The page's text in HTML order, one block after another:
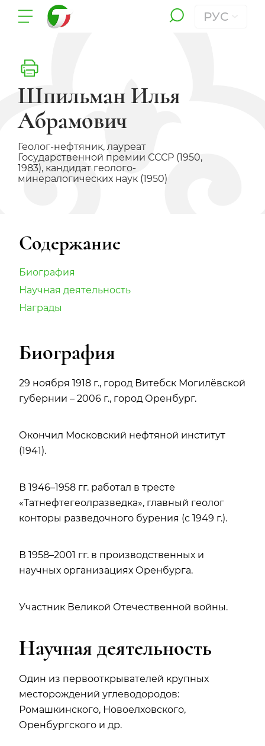
РУС
Шпильман Илья
Абрамович
Геолог-нефтяник, лауреат
Государственной премии СССР (1950,
1983), кандидат геолого-
минералогических наук (1950)
Содержание
Биография
Научная деятельность
Награды
Биография
29 ноября 1918 г., город Витебск Могилёвской
губернии – 2006 г., город Оренбург.
Окончил Московский нефтяной институт
(1941).
В 1946–1958 гг. работал в тресте
«Татнефтегеолразведка», главный геолог
конторы разведочного бурения (с 1949 г.).
В 1958–2001 гг. в производственных и
научных организациях Оренбурга.
Участник Великой Отечественной войны.
Научная деятельность
Один из первооткрывателей крупных
месторождений углеводородов:
Ромашкинского, Новоелховского,
Оренбургского и др.